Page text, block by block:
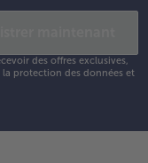
des offres exclusives,
protection des données et